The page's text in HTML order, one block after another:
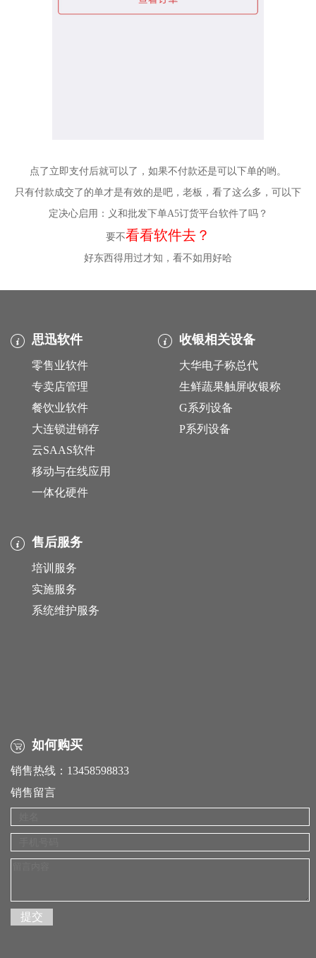
点了立即支付后就可以了，如果不付款还是可以下单的哟。
只有付款成交了的单才是有效的是吧，老板，看了这么多，可以下
定决心启用：义和批发下单A5订货平台软件了吗？
要不看看软件去？
好东西得用过才知，看不如用好哈
思迅软件
零售业软件
专卖店管理
餐饮业软件
大连锁进销存
云SAAS软件
移动与在线应用
一体化硬件
收银相关设备
大华电子称总代
生鲜蔬果触屏收银称
G系列设备
P系列设备
售后服务
培训服务
实施服务
系统维护服务
如何购买
销售热线：13458598833
销售留言